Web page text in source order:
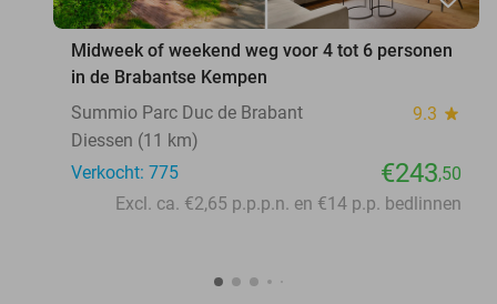
Midweek of weekend weg voor 4 tot 6 personen
in de Brabantse Kempen
Summio Parc Duc de Brabant
9.3 star
Diessen (11 km)
Verkocht: 775
€243,50
Excl. ca. €2,65 p.p.p.n. en €14 p.p. bedlinnen